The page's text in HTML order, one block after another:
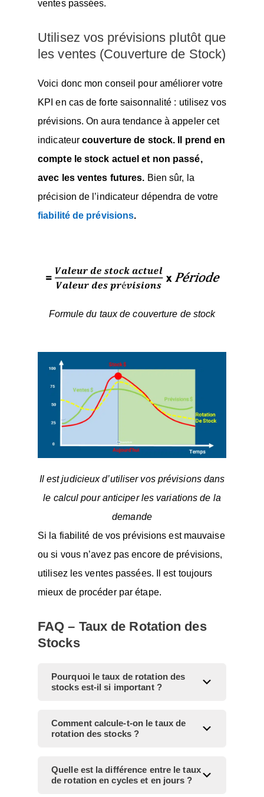
ventes passées.
Utilisez vos prévisions plutôt que
les ventes (Couverture de Stock)
Voici donc mon conseil pour améliorer votre
KPI en cas de forte saisonnalité : utilisez vos
prévisions. On aura tendance à appeler cet
indicateurcouverture de stock.
Il prend en
compte le stock actuel et non passé,
avec les ventes futures. Bien sûr, la
précision de l’indicateur dépendra de votre
fiabilité de prévisions.
Formule du taux de couverture de stock
Il est judicieux d’utiliser vos prévisions dans
le calcul pour anticiper les variations de la
demande
Si la fiabilité de vos prévisions est mauvaise
ou si vous n’avez pas encore de prévisions,
utilisez les ventes passées. Il est toujours
mieux de procéder par étape.
FAQ – Taux de Rotation des
Stocks
Pourquoi le taux de rotation des
stocks est-il si important ?
Comment calcule-t-on le taux de
rotation des stocks ?
Quelle est la différence entre le taux
de rotation en cycles et en jours ?